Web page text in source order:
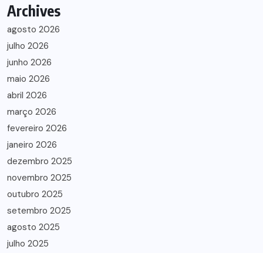
Archives
agosto 2026
julho 2026
junho 2026
maio 2026
abril 2026
março 2026
fevereiro 2026
janeiro 2026
dezembro 2025
novembro 2025
outubro 2025
setembro 2025
agosto 2025
julho 2025